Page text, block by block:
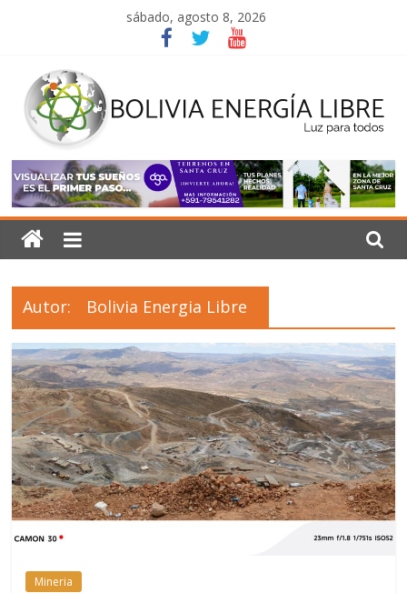
sábado, agosto 8, 2026
Bolivia
Energía
Libre
Luz
para
todos
Autor: Bolivia Energia Libre
Mineria